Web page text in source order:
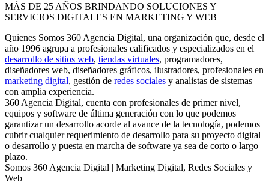
MÁS DE 25 AÑOS BRINDANDO SOLUCIONES Y
SERVICIOS DIGITALES EN MARKETING Y WEB
Quienes Somos 360 Agencia Digital, una organización que, desde el
año 1996 agrupa a profesionales calificados y especializados en el
desarrollo de sitios web, tiendas virtuales, programadores,
diseñadores web, diseñadores gráficos, ilustradores, profesionales en
marketing digital, gestión de redes sociales y analistas de sistemas
con amplia experiencia.
360 Agencia Digital, cuenta con profesionales de primer nivel,
equipos y software de última generación con lo que podemos
garantizar un desarrollo acorde al avance de la tecnología, podemos
cubrir cualquier requerimiento de desarrollo para su proyecto digital
o desarrollo y puesta en marcha de software ya sea de corto o largo
plazo.
Somos 360 Agencia Digital | Marketing Digital, Redes Sociales y
Web